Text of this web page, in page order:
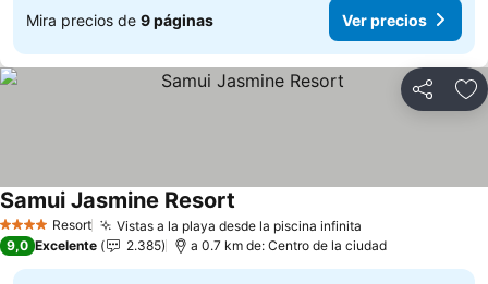
Mira precios de 9 páginas Ver precios
Compartir
4 EstrellasResort Vistas a la playa desde la piscina infinita
Samui Jasmine Resort
9,0 Excelente 2.385 a 0.7 km de: Centro de la ciudad